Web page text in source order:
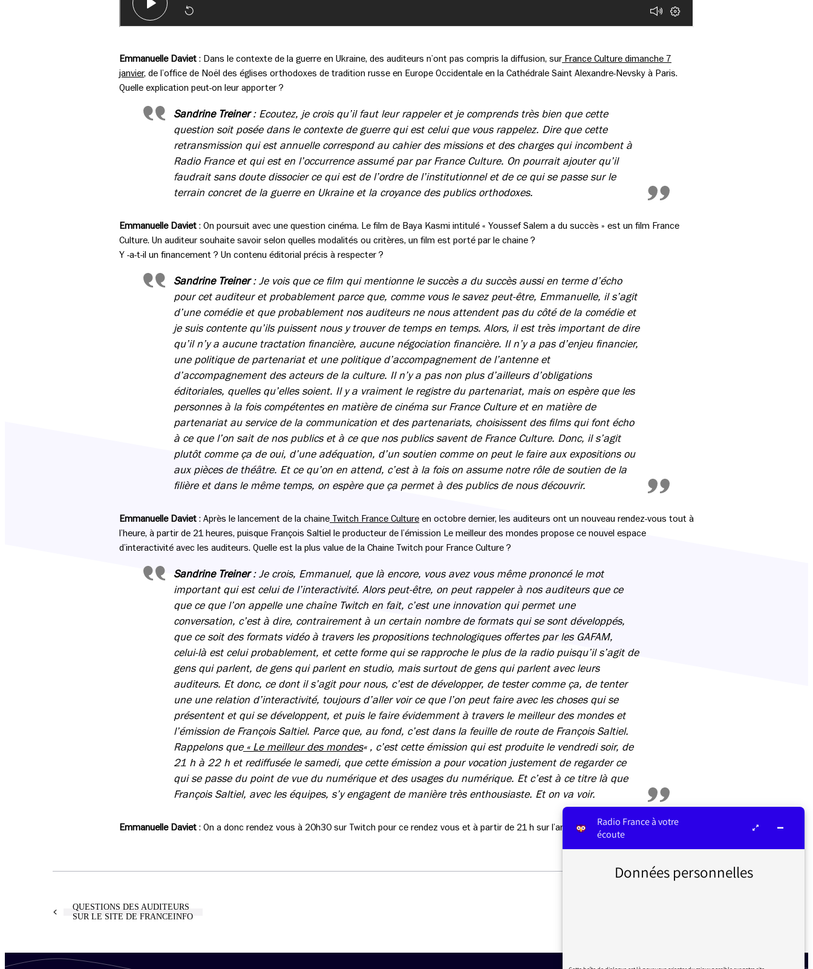
Emmanuelle Daviet : Dans le contexte de la guerre en Ukraine, des auditeurs n’ont pas compris la diffusion, sur France Culture dimanche 7
janvier, de l’office de Noël des églises orthodoxes de tradition russe en Europe Occidentale en la Cathédrale Saint Alexandre-Nevsky à Paris.
Quelle explication peut-on leur apporter ?
Sandrine Treiner: Ecoutez, je crois qu’il faut leur rappeler et je comprends très bien que cette
question soit posée dans le contexte de guerre qui est celui que vous rappelez. Dire que cette
retransmission qui est annuelle correspond au cahier des missions et des charges qui incombent à
Radio France et qui est en l’occurrence assumé par par France Culture. On pourrait ajouter qu’il
faudrait sans doute dissocier ce qui est de l’ordre de l’institutionnel et de ce qui se passe sur le
terrain concret de la guerre en Ukraine et la croyance des publics orthodoxes.
Emmanuelle Daviet : On poursuit avec une question cinéma. Le film de Baya Kasmi intitulé « Youssef Salem a du succès » est un film France
Culture. Un auditeur souhaite savoir selon quelles modalités ou critères, un film est porté par le chaine ?
Y -a-t-il un financement ? Un contenu éditorial précis à respecter ?
Sandrine Treiner: Je vois que ce film qui mentionne le succès a du succès aussi en terme d’écho
pour cet auditeur et probablement parce que, comme vous le savez peut-être, Emmanuelle, il s’agit
d’une comédie et que probablement nos auditeurs ne nous attendent pas du côté de la comédie et
je suis contente qu’ils puissent nous y trouver de temps en temps. Alors, il est très important de dire
qu’il n’y a aucune tractation financière, aucune négociation financière. Il n’y a pas d’enjeu financier,
une politique de partenariat et une politique d’accompagnement de l’antenne et
d’accompagnement des acteurs de la culture. Il n’y a pas non plus d’ailleurs d’obligations
éditoriales, quelles qu’elles soient. Il y a vraiment le registre du partenariat, mais on espère que les
personnes à la fois compétentes en matière de cinéma sur France Culture et en matière de
partenariat au service de la communication et des partenariats, choisissent des films qui font écho
à ce que l’on sait de nos publics et à ce que nos publics savent de France Culture. Donc, il s’agit
plutôt comme ça de oui, d’une adéquation, d’un soutien comme on peut le faire aux expositions ou
aux pièces de théâtre. Et ce qu’on en attend, c’est à la fois on assume notre rôle de soutien de la
filière et dans le même temps, on espère que ça permet à des publics de nous découvrir.
Emmanuelle Daviet : Après le lancement de la chaine Twitch France Culture en octobre dernier, les auditeurs ont un nouveau rendez-vous tout à
l’heure, à partir de 21 heures, puisque François Saltiel le producteur de l’émission Le meilleur des mondes propose ce nouvel espace
d’interactivité avec les auditeurs. Quelle est la plus value de la Chaine Twitch pour France Culture ?
Sandrine Treiner: Je crois, Emmanuel, que là encore, vous avez vous même prononcé le mot
important qui est celui de l’interactivité. Alors peut-être, on peut rappeler à nos auditeurs que ce
que ce que l’on appelle une chaîne Twitch en fait, c’est une innovation qui permet une
conversation, c’est à dire, contrairement à un certain nombre de formats qui se sont développés,
que ce soit des formats vidéo à travers les propositions technologiques offertes par les GAFAM,
celui-là est celui probablement, et cette forme qui se rapproche le plus de la radio puisqu’il s’agit de
gens qui parlent, de gens qui parlent en studio, mais surtout de gens qui parlent avec leurs
auditeurs. Et donc, ce dont il s’agit pour nous, c’est de développer, de tester comme ça, de tenter
une une relation d’interactivité, toujours d’aller voir ce que l’on peut faire avec les choses qui se
présentent et qui se développent, et puis le faire évidemment à travers le meilleur des mondes et
l’émission de François Saltiel. Parce que, au fond, c’est dans la feuille de route de François Saltiel.
Rappelons que« Le meilleur des mondes« , c’est cette émission qui est produite le vendredi soir, de
21 h à 22 h et rediffusée le samedi, que cette émission a pour vocation justement de regarder ce
qui se passe du point de vue du numérique et des usages du numérique. Et c’est à ce titre là que
François Saltiel, avec les équipes, s’y engagent de manière très enthousiaste. Et on va voir.
Emmanuelle Daviet : On a donc rendez vous à 20h30 sur Twitch pour ce rendez vous et à partir de 21 h sur l’antenne de France Culture.
QUESTIONS DES AUDITEURS
SUR LE SITE DE FRANCEINFO
Radio France à votre
écoute
Données personnelles